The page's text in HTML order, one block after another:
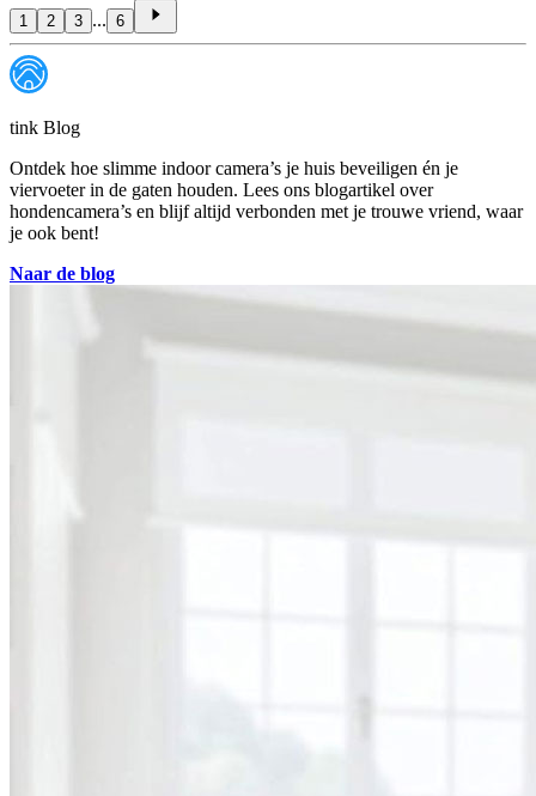
1 2 3 ... 6
tink Blog
Ontdek hoe slimme indoor camera’s je huis beveiligen én je
viervoeter in de gaten houden. Lees ons blogartikel over
hondencamera’s en blijf altijd verbonden met je trouwe vriend, waar
je ook bent!
Naar de blog